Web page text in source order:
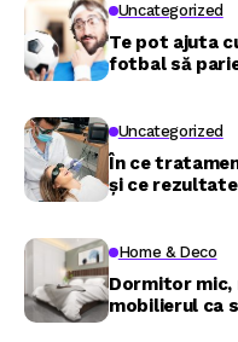
Uncategorized
Te pot ajuta
fotbal să
Uncategorized
În ce
și ce
Home & Deco
Dormitor mic,
mobilierul ca